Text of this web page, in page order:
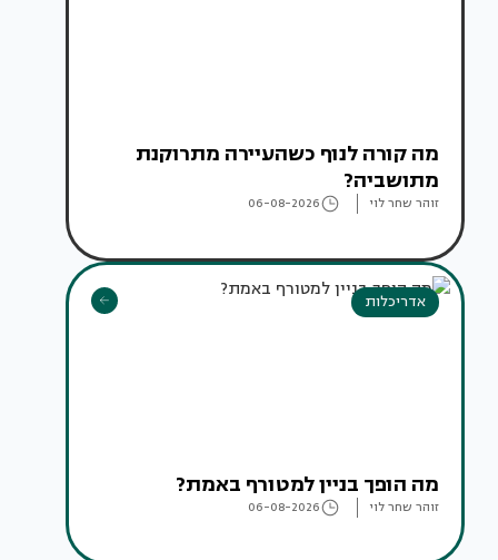
מה קורה לנוף כשהעיירה מתרוקנת
מתושביה?
זוהר שחר לוי 06-08-2026
אדריכלות
מה הופך בניין למטורף באמת?
זוהר שחר לוי 06-08-2026